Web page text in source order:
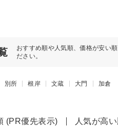
おすすめ順や人気順、価格が安い
ださい。
別所 根岸 文蔵 大門 加倉
(PR優先表示) 人気が高